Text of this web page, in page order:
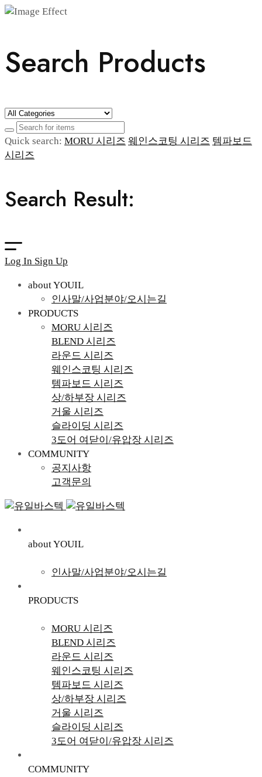
Search Products
Quick search: MORU 시리즈 웨인스코팅 시리즈 템파보드
시리즈
Search Result:
Log In Sign Up
about YOUIL
인사말/사업분야/오시는길
PRODUCTS
MORU 시리즈
BLEND 시리즈
라운드 시리즈
웨인스코팅 시리즈
템파보드 시리즈
상/하부장 시리즈
거울 시리즈
슬라이딩 시리즈
3도어 여닫이/유압장 시리즈
COMMUNITY
공지사항
고객문의
about YOUIL
인사말/사업분야/오시는길
PRODUCTS
MORU 시리즈
BLEND 시리즈
라운드 시리즈
웨인스코팅 시리즈
템파보드 시리즈
상/하부장 시리즈
거울 시리즈
슬라이딩 시리즈
3도어 여닫이/유압장 시리즈
COMMUNITY